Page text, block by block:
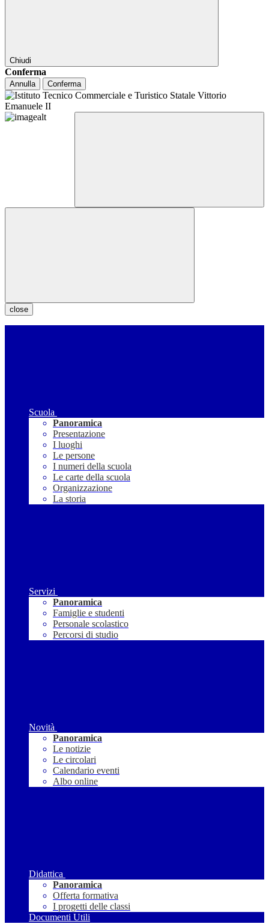
Chiudi
Conferma
Annulla Conferma
close
Scuola
Panoramica
Presentazione
I luoghi
Le persone
I numeri della scuola
Le carte della scuola
Organizzazione
La storia
Servizi
Panoramica
Famiglie e studenti
Personale scolastico
Percorsi di studio
Novità
Panoramica
Le notizie
Le circolari
Calendario eventi
Albo online
Didattica
Panoramica
Offerta formativa
I progetti delle classi
Documenti Utili